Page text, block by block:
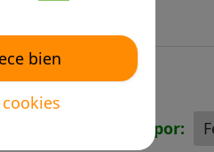
Ordenar por:
bien